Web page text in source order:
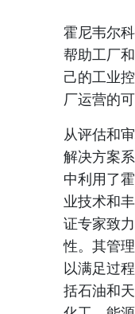
霍尼韦尔
帮助工厂
己的工业
厂运营的
从评估和
解决方案
中利用了
业技术和
证专家致
性。其管
以满足过
括石油和